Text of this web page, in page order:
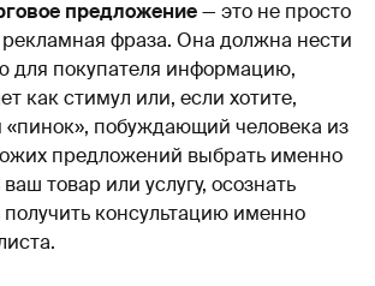
предложение— это не просто
рекламная фраза. Она должна нести
для покупателя информацию,
как стимул или, если хотите,
побуждающий человека из
предложений выбрать именно
товар или услугу, осознать
консультацию именно